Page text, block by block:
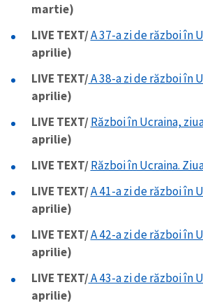
martie)
LIVE TEXT/A 37-a zi de război în
aprilie)
LIVE TEXT/A 38-a zi de război în
aprilie)
LIVE TEXT/Război în Ucraina,
aprilie)
LIVE TEXT/Război în Ucraina.
LIVE TEXT/A 41-a zi de război în
aprilie)
LIVE TEXT/A 42-a zi de război în
aprilie)
LIVE TEXT/A 43-a zi de război în
aprilie)